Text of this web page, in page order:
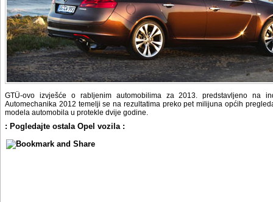
GTÜ-ovo izvješće o rabljenim automobilima za 2013. predstavljeno na
Automechanika 2012 temelji se na rezultatima preko pet milijuna općih
modela automobila u protekle dvije godine.
: Pogledajte ostala Opel vozila :